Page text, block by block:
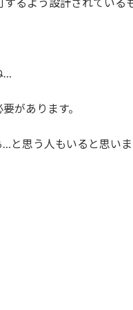
があります。
思う人もいると思いま